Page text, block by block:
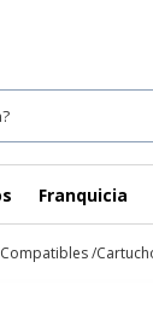
Franquicia